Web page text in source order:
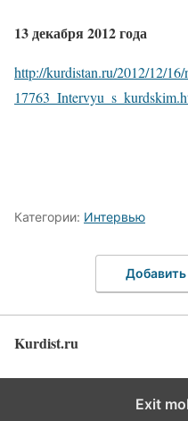
13 декабря 2012 года
http://kurdistan.ru/2012/12/16/
Категории: Интервью
Kurdist.ru
Exit